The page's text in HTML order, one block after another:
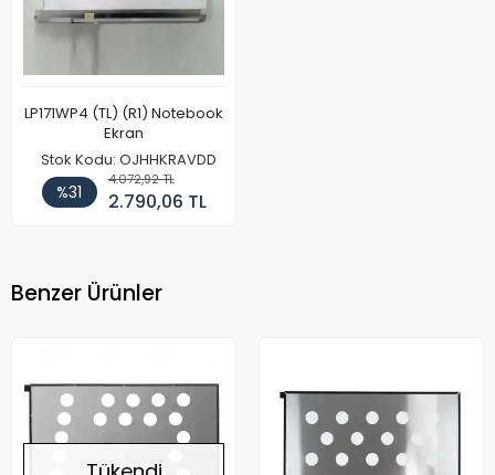
LP171WP4 (TL) (R1) Notebook
Ekran
Stok Kodu: OJHHKRAVDD
%31
4.072,92 TL
2.790,06 TL
Benzer Ürünler